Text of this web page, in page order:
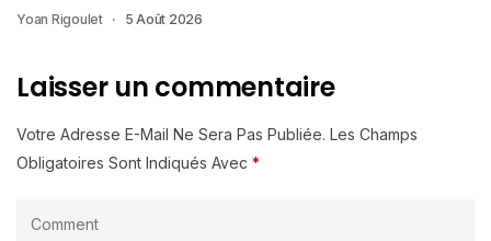
Yoan Rigoulet 5 Août 2026
Laisser un commentaire
Votre Adresse E-Mail Ne Sera Pas Publiée. Les Champs
Obligatoires Sont Indiqués Avec *